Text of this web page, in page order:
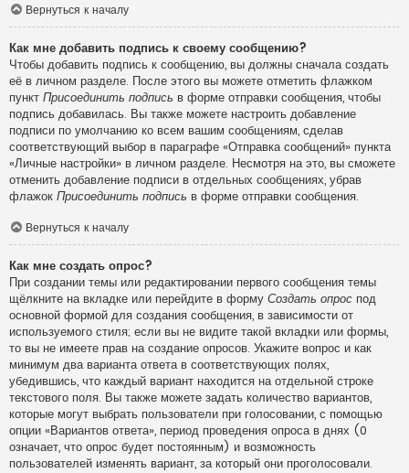
Вернуться к началу
Как мне добавить подпись к своему сообщению?
Чтобы добавить подпись к сообщению, вы должны сначала создать
её в личном разделе. После этого вы можете отметить флажком
пункт Присоединить подпись в форме отправки сообщения, чтобы
подпись добавилась. Вы также можете настроить добавление
подписи по умолчанию ко всем вашим сообщениям, сделав
соответствующий выбор в параграфе «Отправка сообщений» пункта
«Личные настройки» в личном разделе. Несмотря на это, вы сможете
отменить добавление подписи в отдельных сообщениях, убрав
флажок Присоединить подпись в форме отправки сообщения.
Вернуться к началу
Как мне создать опрос?
При создании темы или редактировании первого сообщения темы
щёлкните на вкладке или перейдите в форму Создать опрос под
основной формой для создания сообщения, в зависимости от
используемого стиля; если вы не видите такой вкладки или формы,
то вы не имеете прав на создание опросов. Укажите вопрос и как
минимум два варианта ответа в соответствующих полях,
убедившись, что каждый вариант находится на отдельной строке
текстового поля. Вы также можете задать количество вариантов,
которые могут выбрать пользователи при голосовании, с помощью
опции «Вариантов ответа», период проведения опроса в днях (0
означает, что опрос будет постоянным) и возможность
пользователей изменять вариант, за который они проголосовали.